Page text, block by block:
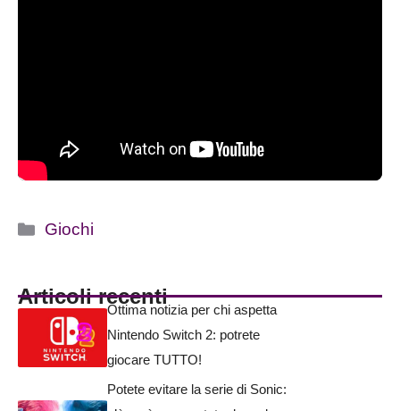
Categorie
Giochi
Articoli recenti
Ottima notizia per chi aspetta
Nintendo Switch 2: potrete
giocare TUTTO!
Potete evitare la serie di Sonic: